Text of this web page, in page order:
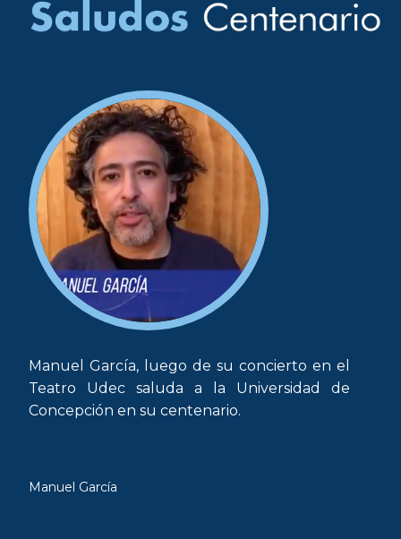
Manuel García, luego de su concierto en el
Teatro Udec saluda a la Universidad de
Concepción en su centenario.
Manuel García